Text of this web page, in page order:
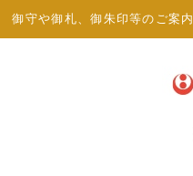
御守や御札、御朱印等のご案内